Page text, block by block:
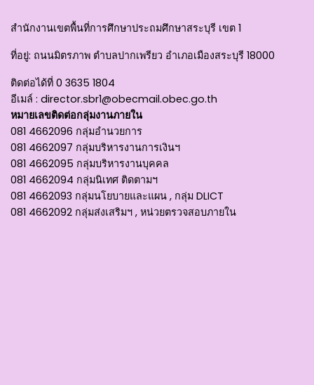
สำนักงานเขตพื้นที่การศึกษาประถมศึกษาสระบุรี เขต 1
ที่อยู่: ถนนมิตรภาพ ตำบลปากเพรียว อำเภอเมืองสระบุรี 18000
ติดต่อได้ที่ 0 3635 1804
อีเมล์ : director.sbr1@obecmail.obec.go.th
หมายเลขติดต่อกลุ่มงานภายใน
081 4662096 กลุ่มอำนวยการ
081 4662097 กลุ่มบริหารงานการเงินฯ
081 4662095 กลุ่มบริหารงานบุคคล
081 4662094 กลุ่มนิเทศ ติดตามฯ
081 4662093 กลุ่มนโยบายและแผน , กลุ่ม DLICT
081 4662092 กลุ่มส่งเสริมฯ , หน่วยตรวจสอบภายใน